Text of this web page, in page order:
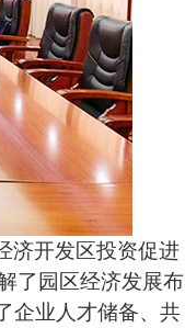
济开发区投资促进
了园区经济发展布
企业人才储备、共